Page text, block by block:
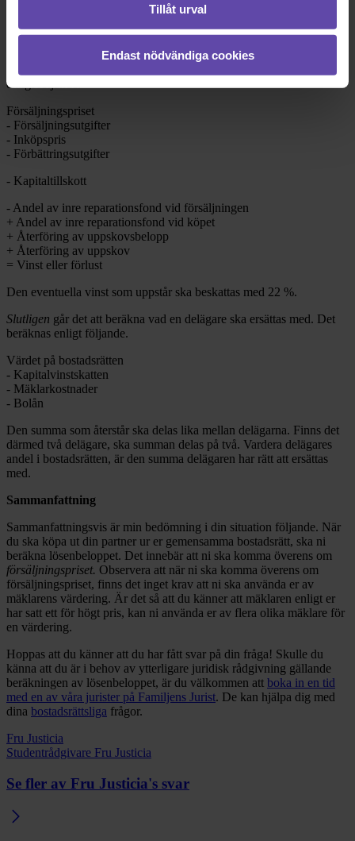
Tillåt urval
Endast nödvändiga cookies
Det
är att delägarna kommer överens om bostadsrättens
värde, vilket med fördel görs med hjälp av en auktoriserad mäklare.
enligt följande:
Försäljningspriset
- Försäljningsutgifter
- Inköpspris
- Förbättringsutgifter
- Kapitaltillskott
- Andel av inre reparationsfond vid försäljningen
+ Andel av inre reparationsfond vid köpet
+ Återföring av uppskovsbelopp
+ Återföring av uppskov
= Vinst eller förlust
Den eventuella vinst som uppstår ska beskattas med 22 %.
Slutligen går det att beräkna vad en delägare ska ersättas med. Det
beräknas enligt följande.
Värdet på bostadsrätten
- Kapitalvinstskatten
- Mäklarkostnader
- Bolån
Den summa som återstår ska delas lika mellan delägarna. Finns det
därmed två delägare, ska summan delas på två. Vardera delägares
andel i bostadsrätten, är den summa delägaren har rätt att ersättas
med.
Sammanfattning
Sammanfattningsvis är min bedömning i din situation följande. När
du ska köpa ut din partner ur er gemensamma bostadsrätt, ska ni
beräkna lösenbeloppet. Det innebär att ni ska komma överens om
försäljningspriset. Observera att när ni ska komma överens om
försäljningspriset, finns det inget krav att ni ska använda er av
mäklarens värdering. Är det så att du känner att mäklaren enligt er
har satt ett för högt pris, kan ni använda er av flera olika mäklare för
en värdering.
Hoppas att du känner att du har fått svar på din fråga! Skulle du
känna att du är i behov av ytterligare juridisk rådgivning gällande
beräkningen av lösenbeloppet, är du välkommen att boka in en tid
med en av våra jurister på Familjens Jurist. De kan hjälpa dig med
dina bostadsrättsliga frågor.
Fru Justicia
Studentrådgivare Fru Justicia
Se fler av Fru Justicia's svar